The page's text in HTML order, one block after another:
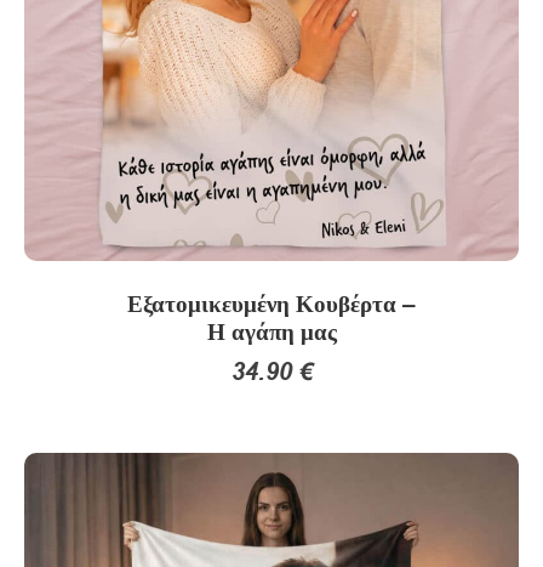
να
επιλεγούν
στη
σελίδα
προϊόντος
Εξατομικευμένη Κουβέρτα –
Η αγάπη μας
34.90€
το
προϊόν
έχει
πολλαπλές